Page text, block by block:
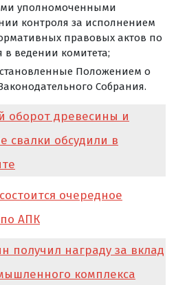
уполномоченными
контроля за исполнением
правовых актов по
ведении комитета;
Положением о
Собрания.
оборот древесины и
свалки обсудили в
очередное
АПК
получил награду за вклад
комплекса